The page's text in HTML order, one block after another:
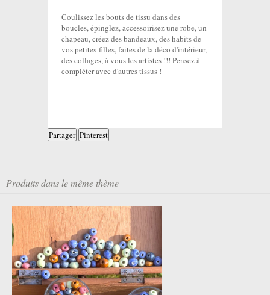
Coulissez les bouts de tissu dans des
boucles, épinglez, accessoirisez une robe, un
chapeau, créez des bandeaux, des habits de
vos petites-filles, faites de la déco d'intérieur,
des collages, à vous les artistes !!! Pensez à
compléter avec d'autres tissus !
Partager Pinterest
Produits dans le même thème